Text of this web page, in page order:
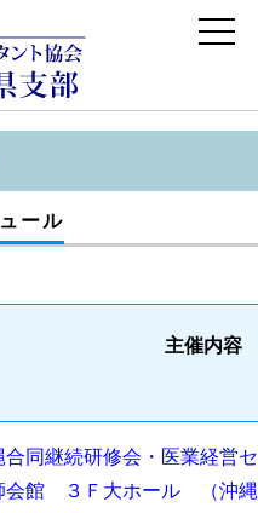
ール
主催内容
合同継続研修会・医業経営
会館 ３Ｆ大ホール （沖